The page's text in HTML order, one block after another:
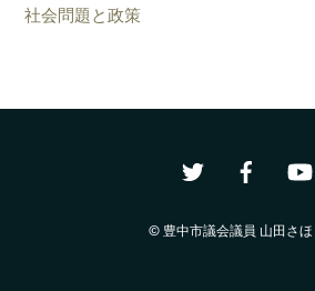
社会問題と政策
© 豊中市議会議員 山田さほ